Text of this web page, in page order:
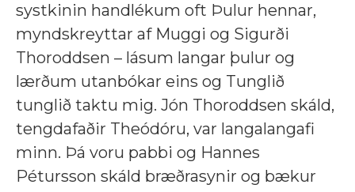
systkinin handlékum oft Þulur hennar,
myndskreyttar af Muggi og Sigurði
Thoroddsen – lásum langar þulur og
lærðum utanbókar eins og Tunglið
tunglið taktu mig. Jón Thoroddsen skáld,
tengdafaðir Theódóru, var langalangafi
minn. Þá voru pabbi og Hannes
Pétursson skáld bræðrasynir og bækur